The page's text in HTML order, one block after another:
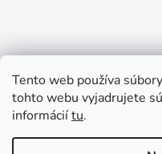
Tento web používa
tohto webu vyjadrujete
informáciítu.